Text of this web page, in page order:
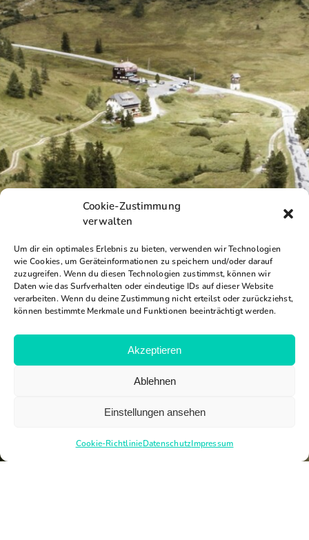
Cookie-Zustimmung
verwalten
Um dir ein optimales Erlebnis zu bieten, verwenden wir Technologien
wie Cookies, um Geräteinformationen zu speichern und/oder darauf
zuzugreifen. Wenn du diesen Technologien zustimmst, können wir
Daten wie das Surfverhalten oder eindeutige IDs auf dieser Website
verarbeiten. Wenn du deine Zustimmung nicht erteilst oder zurückziehst,
können bestimmte Merkmale und Funktionen beeinträchtigt werden.
Akzeptieren
Ablehnen
Einstellungen ansehen
Cookie-RichtlinieDatenschutzImpressum